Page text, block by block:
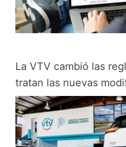
La VTV cambió las
tratan las nuevas